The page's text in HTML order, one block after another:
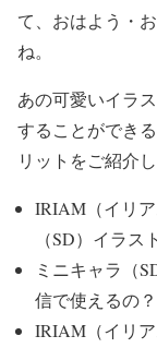
て、おはよう・
ね。
あの可愛いイラ
することができ
リットをご紹介
IRIAM（イリ
（SD）イラス
ミニキャラ（
信で使えるの？
IRIAM（イリア